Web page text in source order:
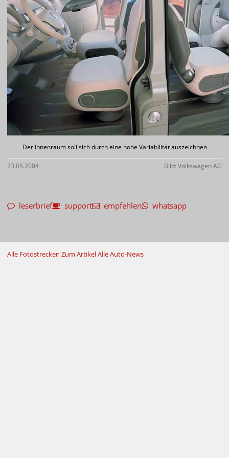
Der Innenraum soll sich durch eine hohe Variabilität auszeichnen
23.05.2004 Bild: Volkswagen AG
leserbrief support empfehlen whatsapp
Alle Fotostrecken Zum ArtikelAlle Auto-News